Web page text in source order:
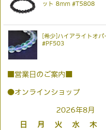
ット 8mm #T5808
[希少]ハイアライトオ
#PF503
■営業日のご案内■
●オンラインショップ
2026年8月
日
月 火 水 木